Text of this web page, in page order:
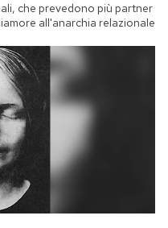
che prevedono più partner
all'anarchia relazionale